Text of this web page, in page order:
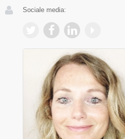
Sociale media: